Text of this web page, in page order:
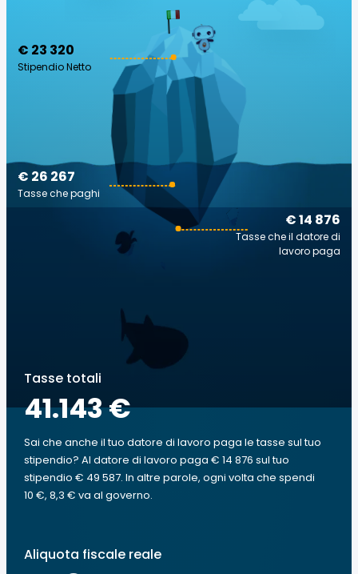
€ 23 320
Stipendio Netto
€ 14 876
Tasse che il datore di
lavoro paga
€ 26 267
Tasse che paghi
Tasse totali
41.143 €
Sai che anche il tuo datore di lavoro paga le tasse sul tuo
stipendio? Al datore di lavoro paga € 14 876 sul tuo
stipendio € 49 587. In altre parole, ogni volta che spendi
10 €, 8,3 € va al governo.
Aliquota fiscale reale